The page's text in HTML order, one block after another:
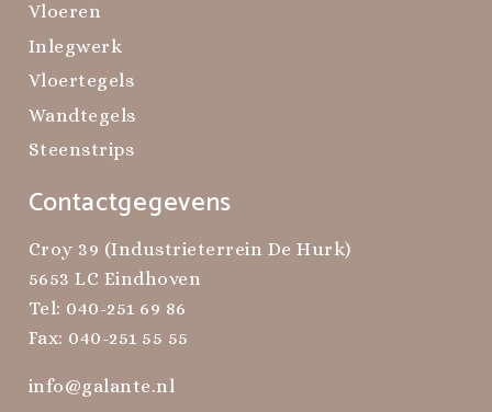
Vloeren
Inlegwerk
Vloertegels
Wandtegels
Steenstrips
Contactgegevens
Croy 39 (Industrieterrein De Hurk)
5653 LC Eindhoven
Tel: 040-251 69 86
Fax: 040-251 55 55
info@galante.nl